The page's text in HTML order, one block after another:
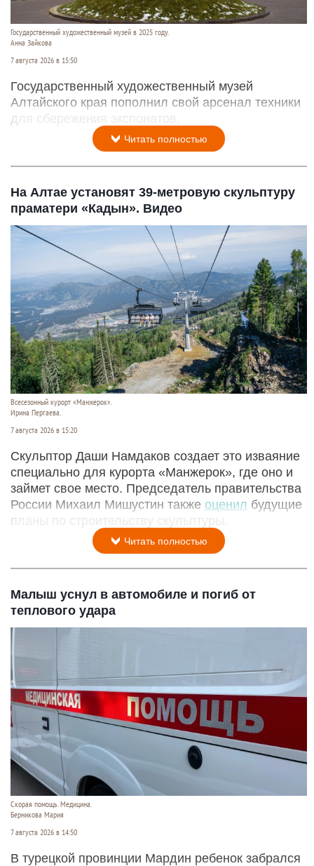
Государственный художественный музей в 2025 году.
Анна Зайкова
7 августа 2026 в 15:50
Государственный художественный музей
Алтайского края пополнил свой арсенал техники
для сбережения экспонатов.
Читать полностью
На Алтае установят 39-метровую скульптуру
праматери «Кадын». Видео
Всесезонный курорт «Манжерок».
Ирина Пергаева.
7 августа 2026 в 15:20
Скульптор Даши Намдаков создает это изваяние
специально для курорта «Манжерок», где оно и
займет свое место. Председатель правительства
России Михаил Мишустин также оценил будущие
планы по строительству скульптуры.
Читать полностью
Малыш уснул в автомобиле и погиб от
теплового удара
Скорая помощь. Медицина.
Берникова Мария
7 августа 2026 в 14:50
В турецкой провинции Мардин ребенок забрался